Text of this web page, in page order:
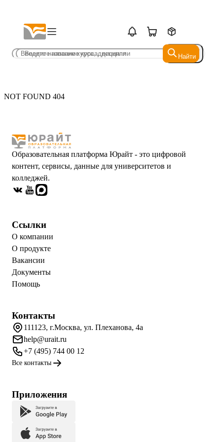
Найти
Найти
NOT FOUND 404
Образовательная платформа Юрайт - это цифровой
контент, сервисы, данные для университетов и
колледжей.
Ссылки
О компании
О продукте
Вакансии
Документы
Помощь
Контакты
111123, г.Москва, ул. Плеханова, 4а
help@urait.ru
+7 (495) 744 00 12
Все контакты
Приложения